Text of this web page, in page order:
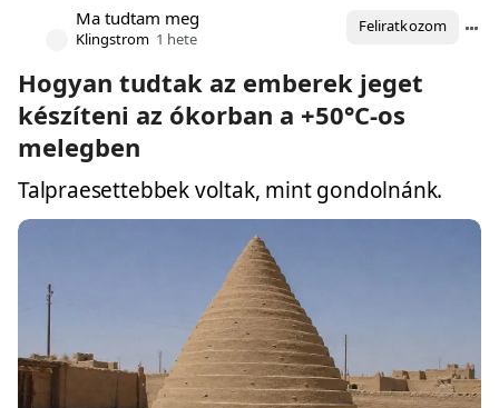
Ma tudtam meg
Klingstrom 1 hete
Feliratkozom
Hogyan tudtak az emberek jeget
készíteni az ókorban a +50°C-os
melegben
Talpraesettebbek voltak, mint gondolnánk.